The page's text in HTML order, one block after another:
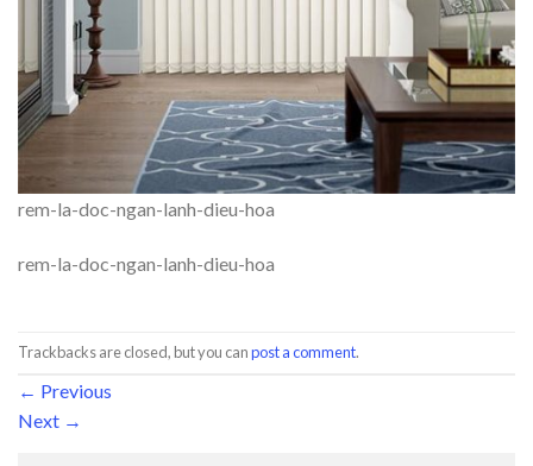
rem-la-doc-ngan-lanh-dieu-hoa
rem-la-doc-ngan-lanh-dieu-hoa
Trackbacks are closed, but you canpost a comment.
← Previous
Next →